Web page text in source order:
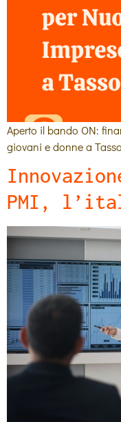
Aperto il bando ON:
giovani e donne a
PMI,